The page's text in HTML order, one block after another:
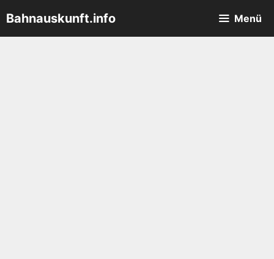
Inhalt
springen
Bahnauskunft.info Menü